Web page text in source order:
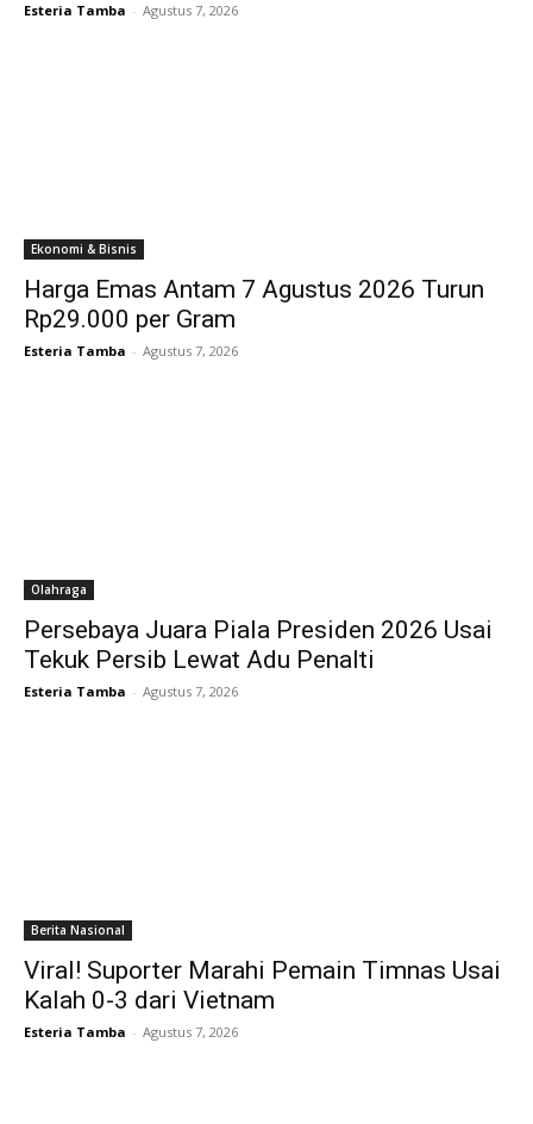
Esteria Tamba - Agustus 7, 2026
Ekonomi & Bisnis
Harga Emas Antam 7 Agustus 2026 Turun
Rp29.000 per Gram
Esteria Tamba - Agustus 7, 2026
Olahraga
Persebaya Juara Piala Presiden 2026 Usai
Tekuk Persib Lewat Adu Penalti
Esteria Tamba - Agustus 7, 2026
Berita Nasional
Viral! Suporter Marahi Pemain Timnas Usai
Kalah 0-3 dari Vietnam
Esteria Tamba - Agustus 7, 2026